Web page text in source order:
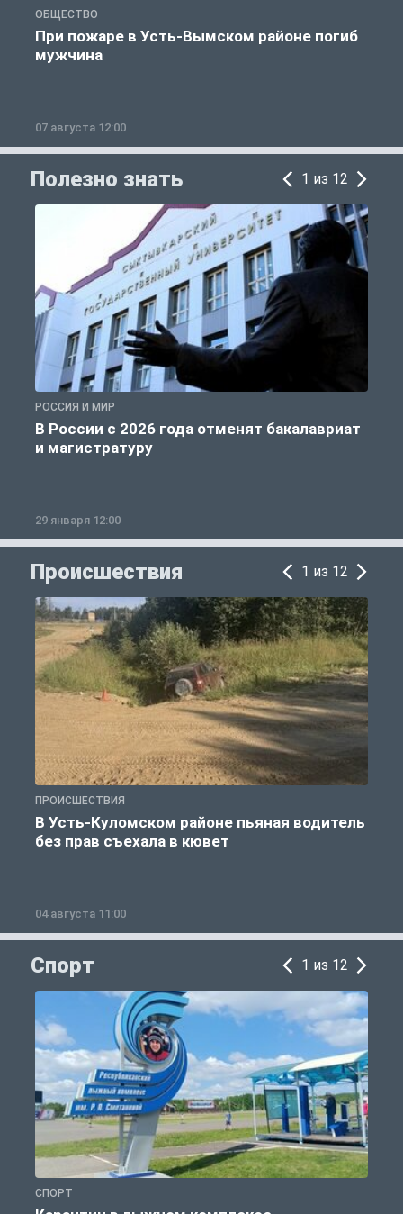
ОБЩЕСТВО
При пожаре в Усть-Вымском районе погиб
мужчина
07 августа 12:00
Полезно знать 1 из 12
РОССИЯ И МИР
В России с 2026 года отменят бакалавриат
и магистратуру
29 января 12:00
Происшествия 1 из 12
ПРОИСШЕСТВИЯ
В Усть-Куломском районе пьяная водитель
без прав съехала в кювет
04 августа 11:00
Спорт 1 из 12
СПОРТ